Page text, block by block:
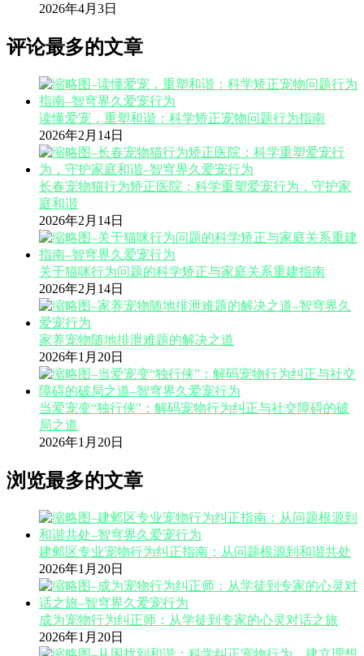
2026年4月3日
评论最多的文章
读懂爱宠，重塑和谐：科学矫正宠物问题行为指南
2026年2月14日
长春宠物猫行为矫正医院：科学重塑爱宠行为，守护家
庭和谐
2026年2月14日
关于猫咪行为问题的科学矫正与家庭关系重建指南
2026年2月14日
家养宠物随地排泄难题的解决之道
2026年1月20日
当爱宠变“独行侠”：解码宠物行为纠正与社交障碍的破
局之道
2026年1月20日
浏览最多的文章
建邺区专业宠物行为纠正指南：从问题根源到和谐共处
2026年1月20日
成为宠物行为纠正师：从学徒到专家的心灵对话之旅
2026年1月20日